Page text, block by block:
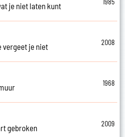
je niet laten kunt
vergeet je niet
2008
1968
gebroken
2009